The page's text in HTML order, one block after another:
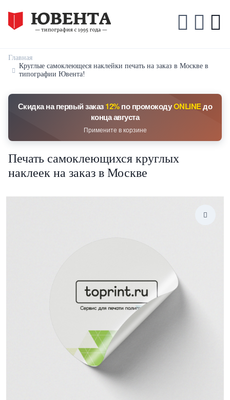
Главная
Круглые самоклеющеся наклейки печать на заказ в Москве в
типографии Ювента!
Скидка на первый заказ12%по промокодуONLINEдо
конца августа
Примените в корзине
Печать самоклеющихся круглых
наклеек на заказ в Москве